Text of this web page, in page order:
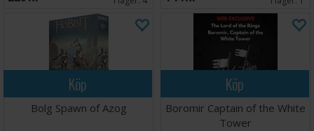
Köp
Bolg Spawn of Azog
Köp
Boromir Captain of the White
Tower